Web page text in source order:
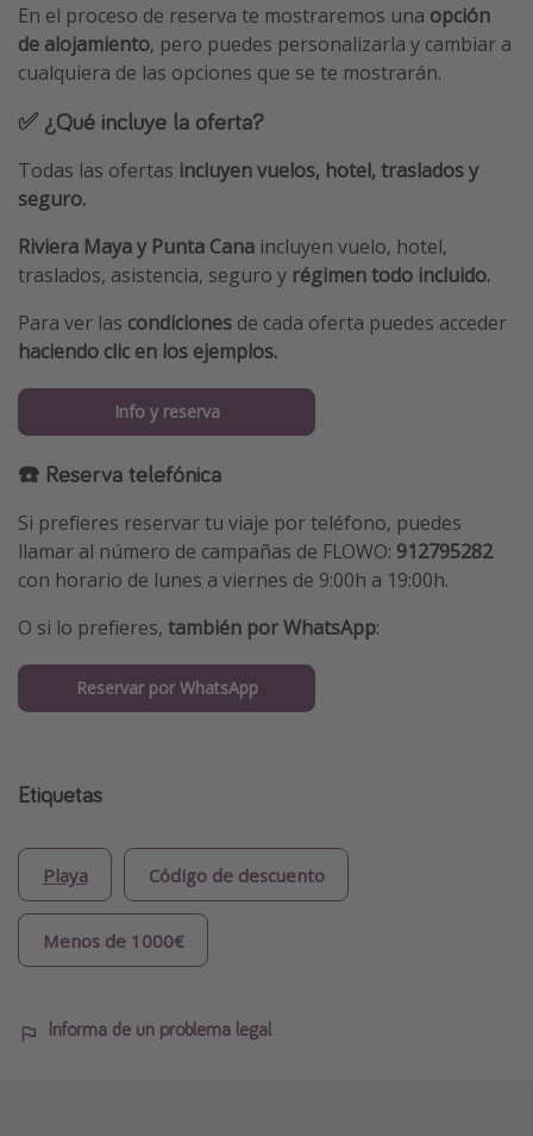
En el proceso de reserva te mostraremos una opción
de alojamiento, pero puedes personalizarla y cambiar a
cualquiera de las opciones que se te mostrarán.
✅ ¿Qué incluye la oferta?
Todas las ofertas incluyen vuelos, hotel, traslados y
seguro.
Riviera Maya y Punta Cana incluyen vuelo, hotel,
traslados, asistencia, seguro y régimen todo incluido.
Para ver las condiciones de cada oferta puedes acceder
haciendo clic en los ejemplos.
Info y reserva
☎️ Reserva telefónica
Si prefieres reservar tu viaje por teléfono, puedes
llamar al número de campañas de FLOWO: 912795282
con horario de lunes a viernes de 9:00h a 19:00h.
O si lo prefieres, también por WhatsApp:
Reservar por WhatsApp
Etiquetas
Playa Código de descuento
Menos de 1000€
Informa de un problema legal